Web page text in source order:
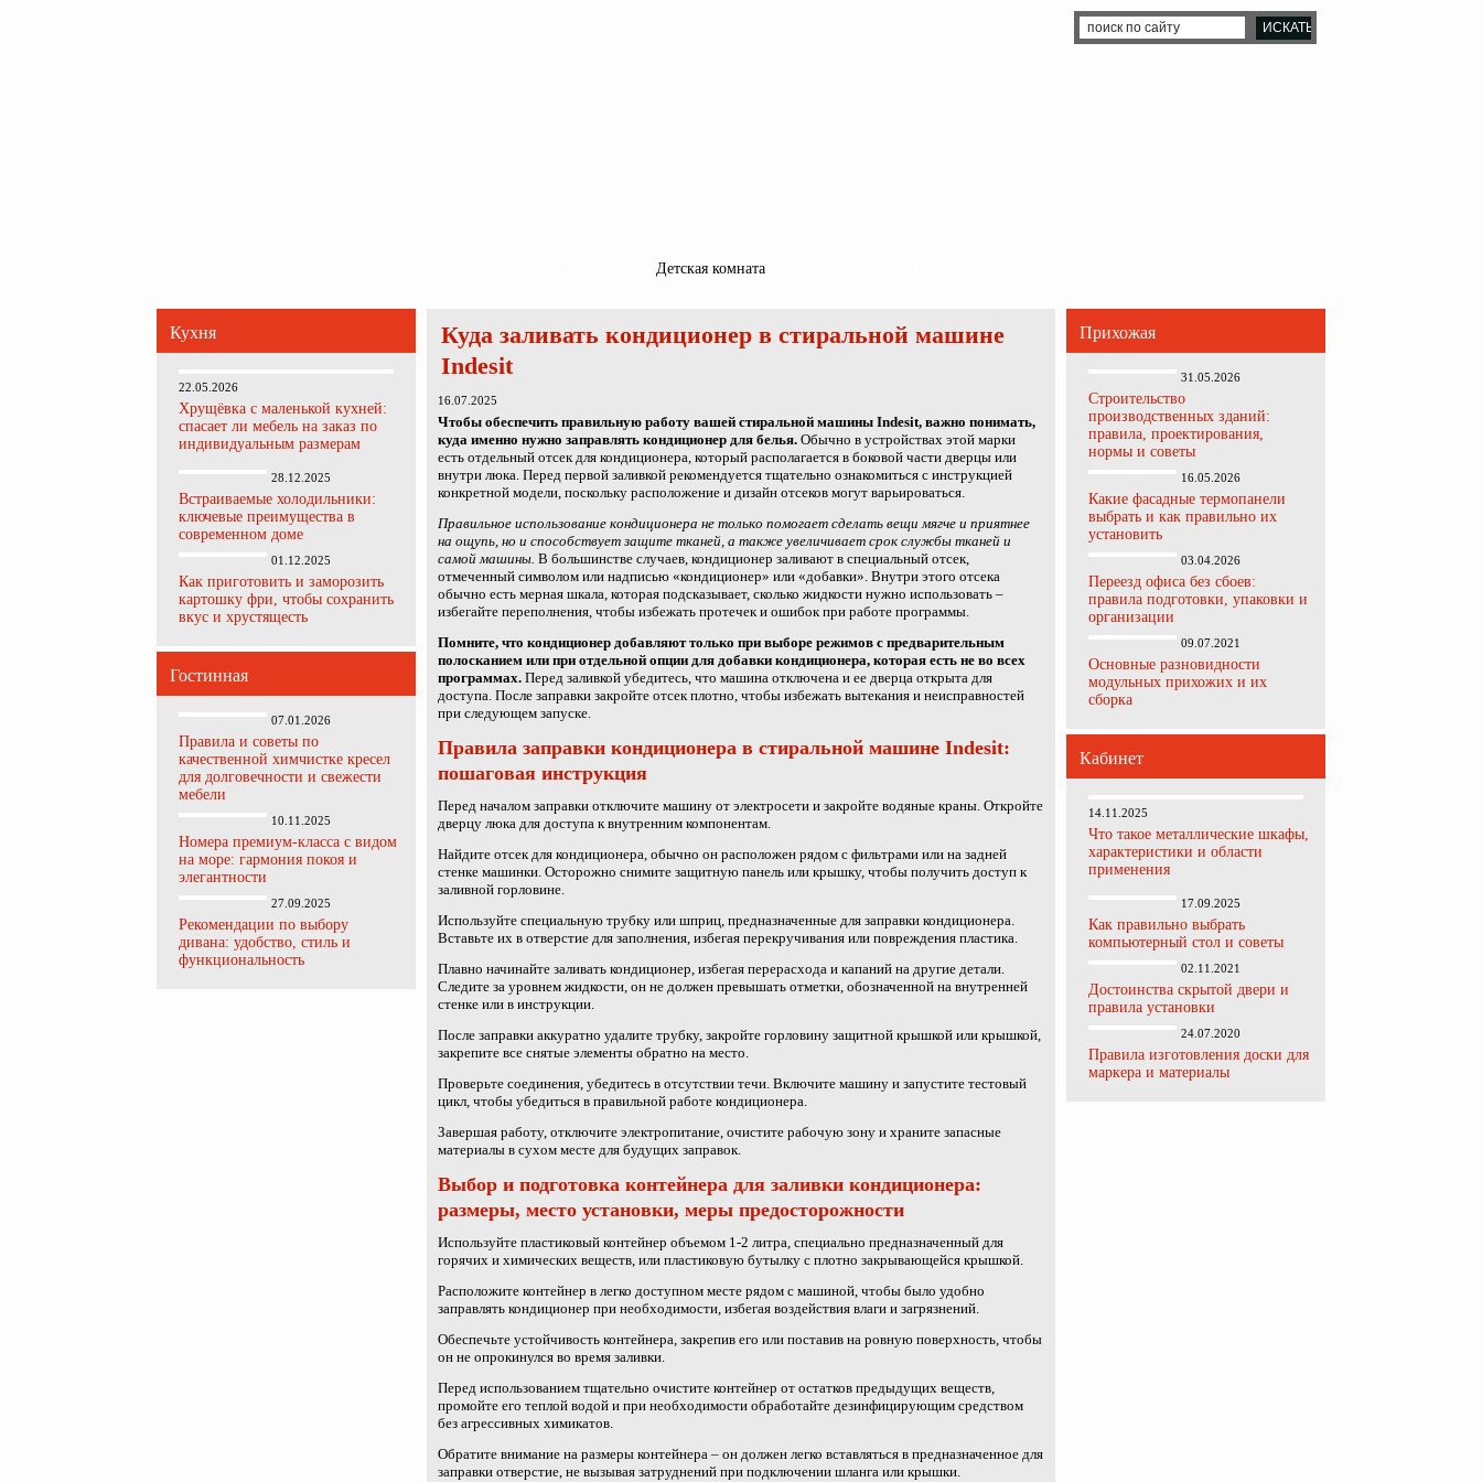
Детская комната
Кухня
22.05.2026
Хрущёвка с маленькой кухней:
спасает ли мебель на заказ по
индивидуальным размерам
28.12.2025
Встраиваемые холодильники:
ключевые преимущества в
современном доме
01.12.2025
Как приготовить и заморозить
картошку фри, чтобы сохранить
вкус и хрустящесть
Гостинная
07.01.2026
Правила и советы по
качественной химчистке кресел
для долговечности и свежести
мебели
10.11.2025
Номера премиум-класса с видом
на море: гармония покоя и
элегантности
27.09.2025
Рекомендации по выбору
дивана: удобство, стиль и
функциональность
Прихожая
31.05.2026
Строительство
производственных зданий:
правила, проектирования,
нормы и советы
16.05.2026
Какие фасадные термопанели
выбрать и как правильно их
установить
03.04.2026
Переезд офиса без сбоев:
правила подготовки, упаковки и
организации
09.07.2021
Основные разновидности
модульных прихожих и их
сборка
Кабинет
14.11.2025
Что такое металлические шкафы,
характеристики и области
применения
17.09.2025
Как правильно выбрать
компьютерный стол и советы
02.11.2021
Достоинства скрытой двери и
правила установки
24.07.2020
Правила изготовления доски для
маркера и материалы
Куда заливать кондиционер в стиральной машине
Indesit
16.07.2025
Чтобы обеспечить правильную работу вашей стиральной машины Indesit, важно понимать,
куда именно нужно заправлять кондиционер для белья. Обычно в устройствах этой марки
есть отдельный отсек для кондиционера, который располагается в боковой части дверцы или
внутри люка. Перед первой заливкой рекомендуется тщательно ознакомиться с инструкцией
конкретной модели, поскольку расположение и дизайн отсеков могут варьироваться.
Правильное использование кондиционера не только помогает сделать вещи мягче и приятнее
на ощупь, но и способствует защите тканей, а также увеличивает срок службы тканей и
самой машины. В большинстве случаев, кондиционер заливают в специальный отсек,
отмеченный символом или надписью «кондиционер» или «добавки». Внутри этого отсека
обычно есть мерная шкала, которая подсказывает, сколько жидкости нужно использовать –
избегайте переполнения, чтобы избежать протечек и ошибок при работе программы.
Помните, что кондиционер добавляют только при выборе режимов с предварительным
полосканием или при отдельной опции для добавки кондиционера, которая есть не во всех
программах. Перед заливкой убедитесь, что машина отключена и ее дверца открыта для
доступа. После заправки закройте отсек плотно, чтобы избежать вытекания и неисправностей
при следующем запуске.
Правила заправки кондиционера в стиральной машине Indesit:
пошаговая инструкция
Перед началом заправки отключите машину от электросети и закройте водяные краны. Откройте
дверцу люка для доступа к внутренним компонентам.
Найдите отсек для кондиционера, обычно он расположен рядом с фильтрами или на задней
стенке машинки. Осторожно снимите защитную панель или крышку, чтобы получить доступ к
заливной горловине.
Используйте специальную трубку или шприц, предназначенные для заправки кондиционера.
Вставьте их в отверстие для заполнения, избегая перекручивания или повреждения пластика.
Плавно начинайте заливать кондиционер, избегая перерасхода и капаний на другие детали.
Следите за уровнем жидкости, он не должен превышать отметки, обозначенной на внутренней
стенке или в инструкции.
После заправки аккуратно удалите трубку, закройте горловину защитной крышкой или крышкой,
закрепите все снятые элементы обратно на место.
Проверьте соединения, убедитесь в отсутствии течи. Включите машину и запустите тестовый
цикл, чтобы убедиться в правильной работе кондиционера.
Завершая работу, отключите электропитание, очистите рабочую зону и храните запасные
материалы в сухом месте для будущих заправок.
Выбор и подготовка контейнера для заливки кондиционера:
размеры, место установки, меры предосторожности
Используйте пластиковый контейнер объемом 1-2 литра, специально предназначенный для
горячих и химических веществ, или пластиковую бутылку с плотно закрывающейся крышкой.
Расположите контейнер в легко доступном месте рядом с машиной, чтобы было удобно
заправлять кондиционер при необходимости, избегая воздействия влаги и загрязнений.
Обеспечьте устойчивость контейнера, закрепив его или поставив на ровную поверхность, чтобы
он не опрокинулся во время заливки.
Перед использованием тщательно очистите контейнер от остатков предыдущих веществ,
промойте его теплой водой и при необходимости обработайте дезинфицирующим средством
без агрессивных химикатов.
Обратите внимание на размеры контейнера – он должен легко вставляться в предназначенное для
заправки отверстие, не вызывая затруднений при подключении шланга или крышки.